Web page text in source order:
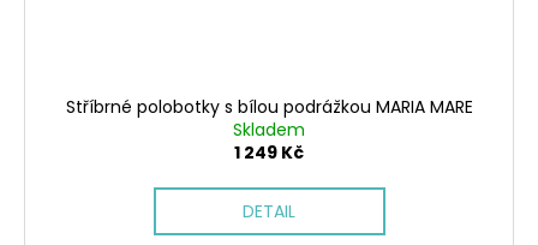
Stříbrné polobotky s bílou podrážkou MARIA MARE
Skladem
1 249 Kč
DETAIL